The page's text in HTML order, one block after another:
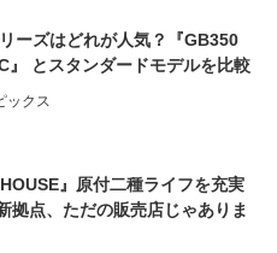
ーズはどれが人気？『GB350
』 とスタンダードモデルを比較
ックス
』原付二種ライフを充実
拠点、ただの販売店じゃありま